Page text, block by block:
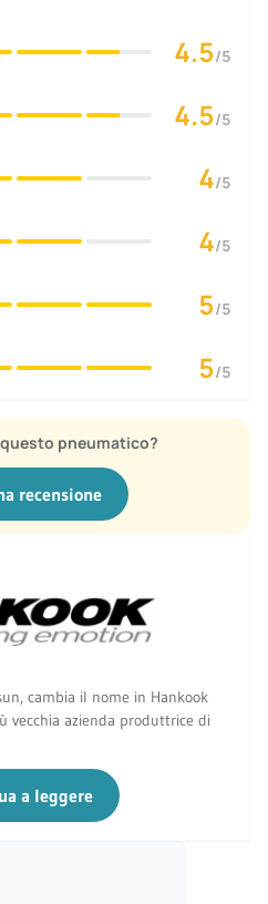
4.5/5
4.5/5
4/5
4/5
5/5
5/5
pneumatico?
recensione
cambia il nome in Hankook
vecchia azienda produttrice di
a leggere